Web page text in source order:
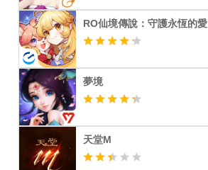
RO仙境傳說：守護永恆的愛
夢境
天堂M